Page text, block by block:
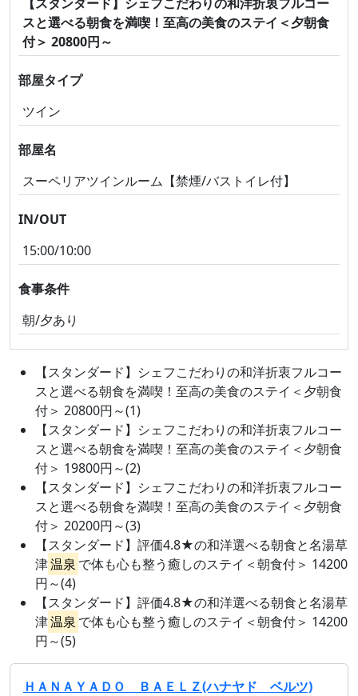
スと選べる朝食を満喫！至高の美食のステイ＜夕朝食
付＞ 20800円～
部屋タイプ
ツイン
部屋名
スーペリアツインルーム【禁煙/バストイレ付】
IN/OUT
15:00/10:00
食事条件
朝/夕あり
【スタンダード】シェフこだわりの和洋折衷フルコー
スと選べる朝食を満喫！至高の美食のステイ＜夕朝食
付＞ 20800円～(1)
【スタンダード】シェフこだわりの和洋折衷フルコー
スと選べる朝食を満喫！至高の美食のステイ＜夕朝食
付＞ 19800円～(2)
【スタンダード】シェフこだわりの和洋折衷フルコー
スと選べる朝食を満喫！至高の美食のステイ＜夕朝食
付＞ 20200円～(3)
【スタンダード】評価4.8★の和洋選べる朝食と名湯草
津温泉 で体も心も整う癒しのステイ＜朝食付＞ 14200
円～(4)
【スタンダード】評価4.8★の和洋選べる朝食と名湯草
津温泉 で体も心も整う癒しのステイ＜朝食付＞ 14200
円～(5)
ＨＡＮＡＹＡＤＯ ＢＡＥＬＺ(ハナヤド ベルツ)